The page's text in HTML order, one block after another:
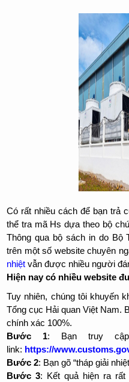
Có rất nhiều cách để bạn trả
thể tra mã Hs dựa theo bộ
Thông qua bộ sách in do Bộ
trên một số website chuyên
nhiệt vẫn được nhiều người
Hiện nay có nhiều website
Tuy nhiên, chúng tôi khuyến
Tổng cục Hải quan Việt Nam.
chính xác 100%.
Bước 1: Bạn truy
link: https://
Bước 2: Bạn gõ “tháp giải
Bước 3: Kết quả hiện ra rất